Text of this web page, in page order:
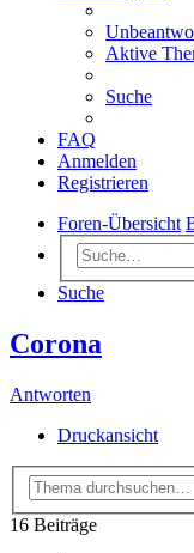
Aktive
Suche
FAQ
Anmelden
Registrieren
Foren-Übersicht
Suche
Corona
Antworten
Druckansicht
16 Beiträge